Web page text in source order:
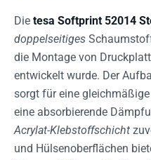
Die tesa Softprint 52014
doppelseitiges
die Montage von
entwickelt wurde. Der
sorgt für eine
eine absorbierende
Acrylat-Klebstoffschicht
und Hülsenoberflächen